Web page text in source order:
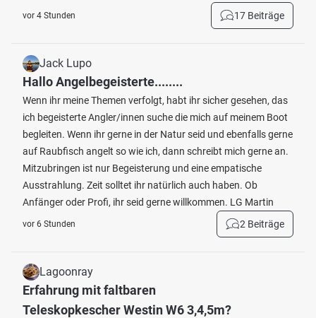
vor 4 Stunden 17 Beiträge
Jack Lupo
Hallo Angelbegeisterte........
Wenn ihr meine Themen verfolgt, habt ihr sicher gesehen, das
ich begeisterte Angler/innen suche die mich auf meinem Boot
begleiten. Wenn ihr gerne in der Natur seid und ebenfalls gerne
auf Raubfisch angelt so wie ich, dann schreibt mich gerne an.
Mitzubringen ist nur Begeisterung und eine empatische
Ausstrahlung. Zeit solltet ihr natürlich auch haben. Ob
Anfänger oder Profi, ihr seid gerne willkommen. LG Martin
vor 6 Stunden 2 Beiträge
Lagoonray
Erfahrung mit faltbaren
Teleskopkescher Westin W6 3,4,5m?